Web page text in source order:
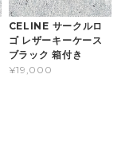
CELINE サークルロ
ゴ レザーキーケース
ブラック 箱付き
¥19,000